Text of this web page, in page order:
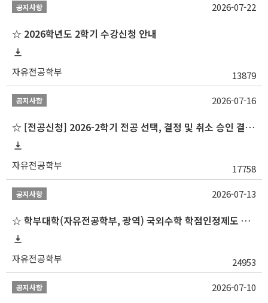
공지사항
☆ 2026학년도 2학기 수강신청 안내
자유전공학부 13879
2026-07-22
공지사항
☆ [전공신청] 2026-2학기 전공 선택, 결정 및 취소 승인 결과 알림(심화전공 포함)
자유전공학부 17758
2026-07-16
공지사항
☆ 학부대학(자유전공학부, 광역) 국외수학 학점인정제도 변경 안내(2027-1학기 파견학생부터)
자유전공학부 24953
2026-07-13
공지사항 2026-07-10